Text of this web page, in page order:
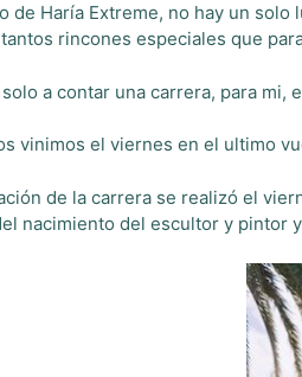
de Haría Extreme, no hay un
rincones especiales que
a contar una carrera, para
vinimos el viernes en el ultimo
de la carrera se realizó el
nacimiento del escultor y pintor